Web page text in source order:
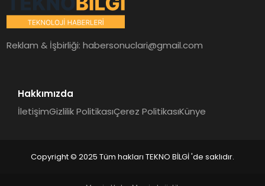
Reklam & İşbirliği:habersonuclari@gmail.com
Hakkımızda
İletişimGizlilik PolitikasıÇerez PolitikasıKünye
Copyright © 2025 Tüm hakları TEKNO BİLGİ 'de saklıdır.